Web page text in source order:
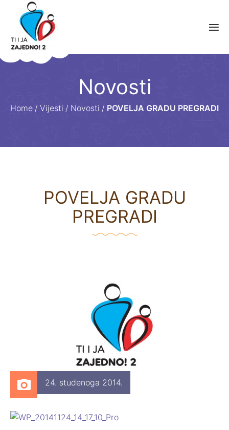
Novosti
Home / Vijesti / Novosti / POVELJA GRADU PREGRADI
POVELJA GRADU
PREGRADI
24. studenoga 2014.